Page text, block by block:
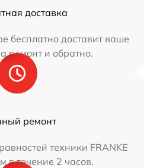
доставка
бесплатно доставит ваше
ремонт и обратно.
ремонт
техники FRANKE
в течение 2 часов.